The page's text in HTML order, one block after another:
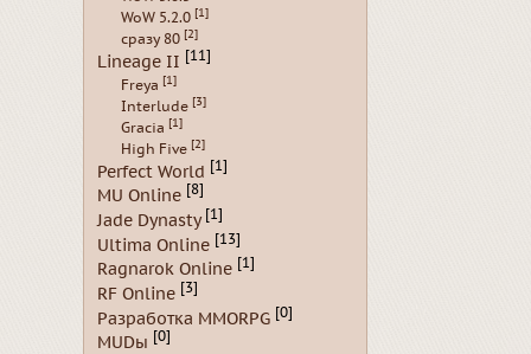
WoW 5.2.0 [1]
сразу 80 [2]
Lineage II [11]
Freya [1]
Interlude [3]
Gracia [1]
High Five [2]
Perfect World [1]
MU Online [8]
Jade Dynasty [1]
Ultima Online [13]
Ragnarok Online [1]
RF Online [3]
Разработка MMORPG [0]
MUDы [0]